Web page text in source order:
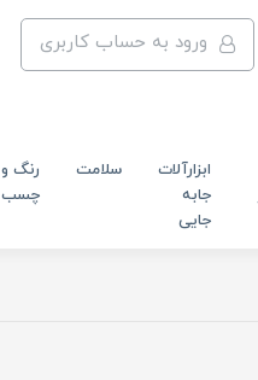
ورود به حساب کاربری
ابزارآلات
جابه
جایی
سلامت
رنگ و
چسب